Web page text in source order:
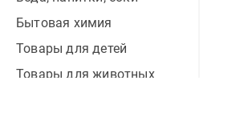
Бытовая химия
Товары для детей
Товары для животных